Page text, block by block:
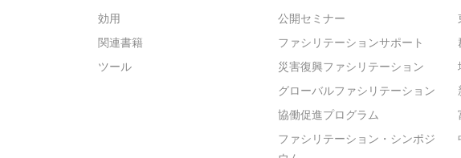
効用
関連書籍
ツール
公開セミナー
ファシリテーションサポート
災害復興ファシリテーション
グローバルファシリテーション
協働促進プログラム
ファシリテーション・シンポジ